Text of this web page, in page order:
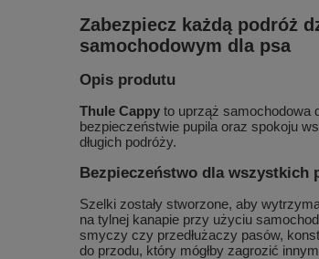
Zabezpiecz każdą podróż
samochodowym dla psa
Opis produtu
Thule Cappy to uprząż samochodowa
bezpieczeństwie pupila oraz spokoju
długich podróży.
Bezpieczeństwo dla wszystkich
Szelki zostały stworzone, aby
na tylnej kanapie przy użyciu
smyczy czy przedłużaczy pasów,
do przodu, który mógłby zagrozić